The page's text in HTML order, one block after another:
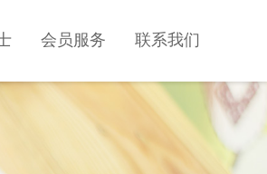
会员服务 联系我们